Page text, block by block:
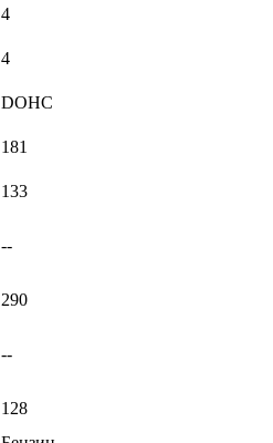
4
4
DOHC
181
133
--
290
--
128